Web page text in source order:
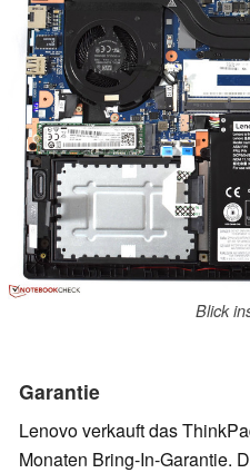
Blick
Garantie
Lenovo verkauft das
Monaten Bring-In-Garantie.